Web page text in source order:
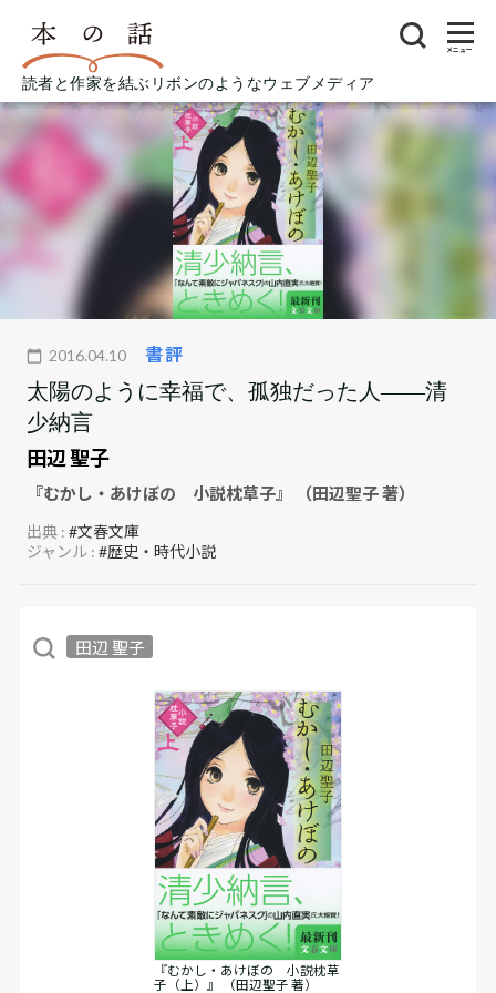
読者と作家を結ぶリボンのようなウェブメディア
メニュー
2016.04.10 書評
太陽のように幸福で、孤独だった人――清
少納言
田辺 聖子
『むかし・あけぼの 小説枕草子』 （田辺聖子 著）
出典 :#文春文庫
ジャンル :#歴史・時代小説
田辺 聖子
『むかし・あけぼの 小説枕草
子（上）』 （田辺聖子 著）